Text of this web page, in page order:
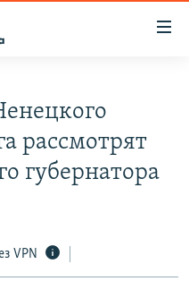
рассмотрят
губернатора
VPN